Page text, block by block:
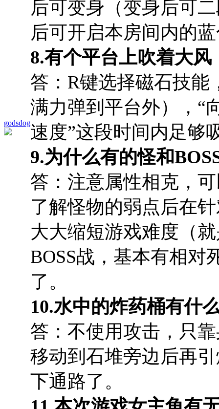
godsdog
后可变身（变身后可
后可开启本房间内的
8.有个平台上吹着大
答：R键选择磁石技能
满力弹到平台外），
速度”这段时间内足够
9.为什么有的怪和
答：注意属性相克，
了解怪物的弱点后在
大大缩短游戏难度（
BOSS战，基本有相对
了。
10.水中的炸药桶有什
答：不使用攻击，只
移动到石堆旁边后再
下通路了。